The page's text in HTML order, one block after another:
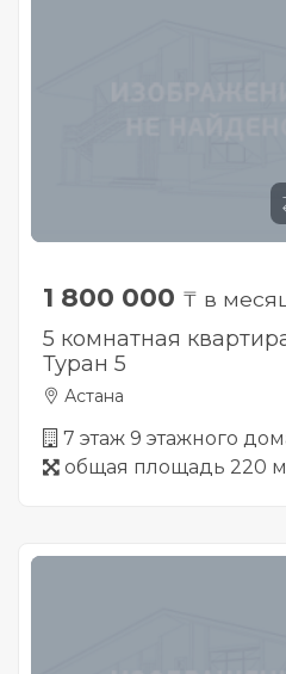
1 800 000 ₸ в
5 комнатная
Туран 5
Астана
7 этаж 9 этажного
общая площадь 220 м